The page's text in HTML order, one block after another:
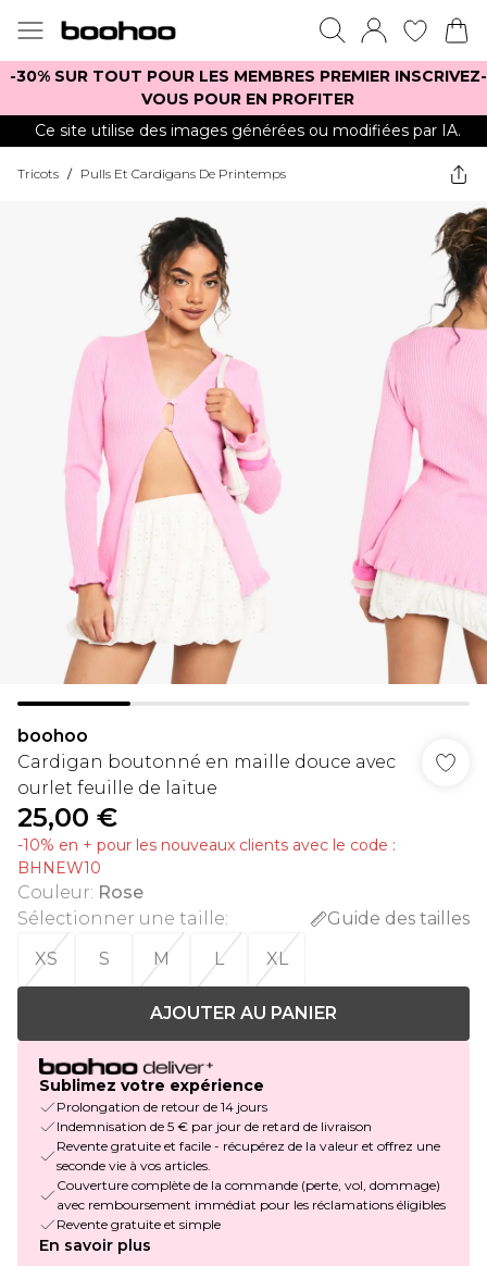
-30% SUR TOUT POUR LES MEMBRES PREMIER INSCRIVEZ-
VOUS POUR EN PROFITER
Ce site utilise des images générées ou modifiées par IA.
Tricots / Pulls Et Cardigans De Printemps
boohoo
Cardigan boutonné en maille douce avec
ourlet feuille de laitue
25,00 €
-10% en + pour les nouveaux clients avec le code :
BHNEW10
Couleur: Rose
Sélectionner une taille:
Guide des tailles
XS
S M L XL
AJOUTER AU PANIER
Sublimez votre expérience
Prolongation de retour de 14 jours
Indemnisation de 5 € par jour de retard de livraison
Revente gratuite et facile - récupérez de la valeur et offrez une
seconde vie à vos articles.
Couverture complète de la commande (perte, vol, dommage)
avec remboursement immédiat pour les réclamations éligibles
Revente gratuite et simple
En savoir plus